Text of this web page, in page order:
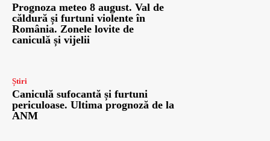
Prognoza meteo 8 august. Val de
căldură și furtuni violente în
România. Zonele lovite de
caniculă și vijelii
Știri
Caniculă sufocantă și furtuni
periculoase. Ultima prognoză de la
ANM